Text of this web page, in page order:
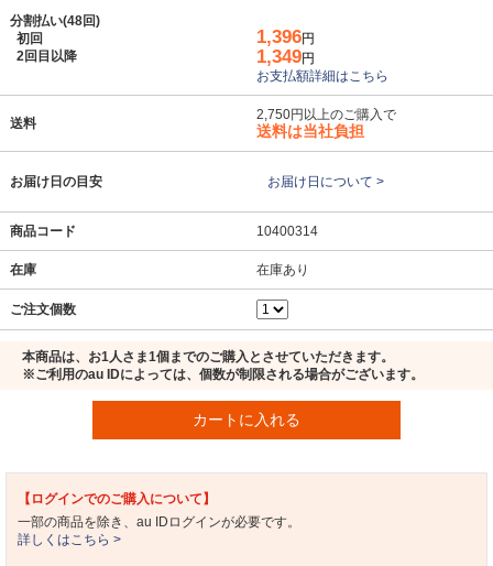
分割払い(48回)
初回
2回目以降
1,396円
1,349円
お支払額詳細はこちら
送料
2,750円以上のご購入で
送料は当社負担
お届け日の目安 お届け日について >
商品コード 10400314
在庫 在庫あり
ご注文個数
本商品は、お1人さま1個までのご購入とさせていただきます。
※ご利用のau IDによっては、個数が制限される場合がございます。
カートに入れる
【ログインでのご購入について】
一部の商品を除き、au IDログインが必要です。
詳しくはこちら >